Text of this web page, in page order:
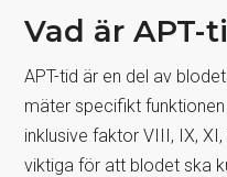
Vad är APT-
APT-tid är en del av
mäter specifikt
inklusive faktor VIII, IX,
viktiga för att blodet ska